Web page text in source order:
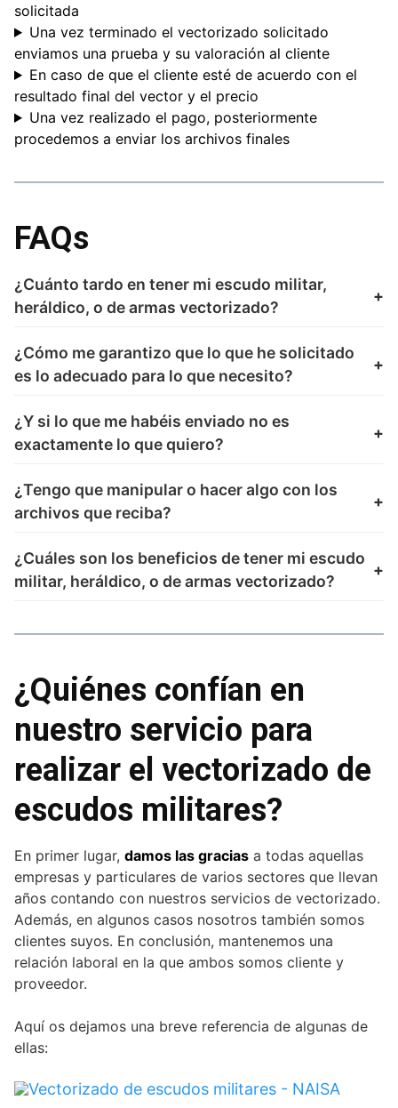
solicitada
Una vez terminado el vectorizado solicitado
enviamos una prueba y su valoración al cliente
En caso de que el cliente esté de acuerdo con el
resultado final del vector y el precio
Una vez realizado el pago, posteriormente
procedemos a enviar los archivos finales
FAQs
¿Cuánto tardo en tener mi escudo militar,
heráldico, o de armas vectorizado?
¿Cómo me garantizo que lo que he solicitado
es lo adecuado para lo que necesito?
¿Y si lo que me habéis enviado no es
exactamente lo que quiero?
¿Tengo que manipular o hacer algo con los
archivos que reciba?
¿Cuáles son los beneficios de tener mi escudo
militar, heráldico, o de armas vectorizado?
¿Quiénes confían en
nuestro servicio para
realizar el vectorizado de
escudos militares?
En primer lugar, damos las gracias a todas aquellas
empresas y particulares de varios sectores que llevan
años contando con nuestros servicios de vectorizado.
Además, en algunos casos nosotros también somos
clientes suyos. En conclusión, mantenemos una
relación laboral en la que ambos somos cliente y
proveedor.
Aquí os dejamos una breve referencia de algunas de
ellas: